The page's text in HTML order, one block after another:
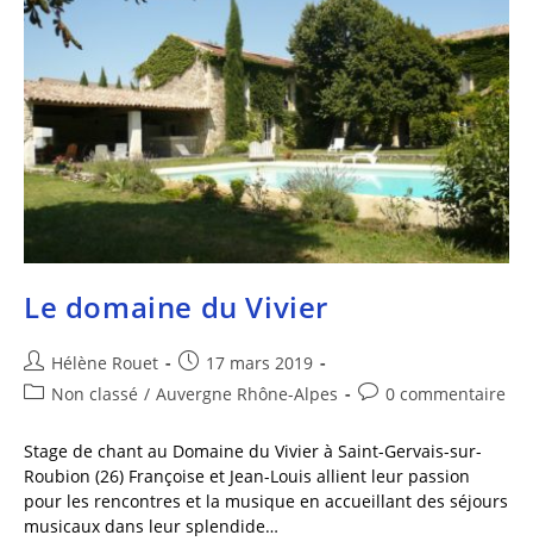
Le domaine du Vivier
Hélène Rouet
17 mars 2019
Non classé / Auvergne Rhône-Alpes 0 commentaire
Stage de chant au Domaine du Vivier à Saint-Gervais-sur-
Roubion (26) Françoise et Jean-Louis allient leur passion
pour les rencontres et la musique en accueillant des séjours
musicaux dans leur splendide…